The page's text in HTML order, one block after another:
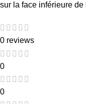
sur la face inférieure de
0 reviews
0
0